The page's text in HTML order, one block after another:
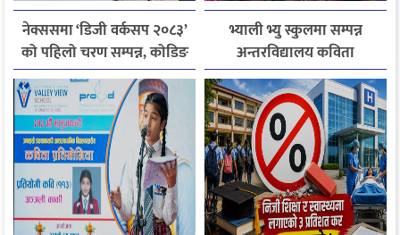
नेक्ससमा ‘डिजी वर्कसप २०८३’
को पहिलो चरण सम्पन्न, कोडिङ
र रोबोटिक्समा विद्यार्थी
उत्साहित
भ्याली भ्यु स्कुलमा सम्पन्न
अन्तरविद्यालय कविता
प्रतियोगितामा उत्साहजनक
प्रस्तुति